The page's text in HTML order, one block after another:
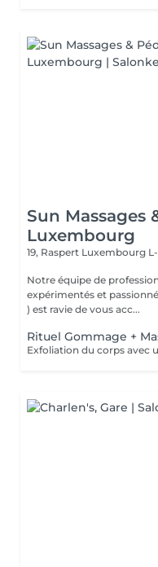
Sun Massages
Luxembourg
19, Raspert Luxembourg L-
Notre équipe de
expérimentés et
) est ravie de vous acc...
Rituel Gommage +